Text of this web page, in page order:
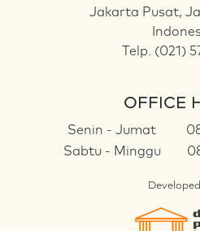
Jakarta Pusat,
Telp. (021)
OFFICE
Senin - Jumat
Sabtu - Minggu